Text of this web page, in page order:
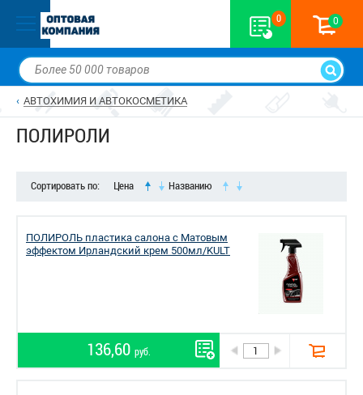
0 0
АВТОХИМИЯ И АВТОКОСМЕТИКА
ПОЛИРОЛИ
Сортировать по: Цена Названию
ПОЛИРОЛЬ пластика салона с Матовым
эффектом Ирландский крем 500мл/KULT
136,60 руб.